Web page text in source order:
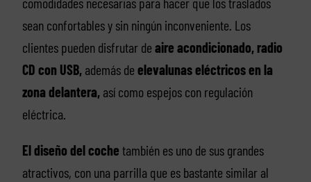
sean confortables y sin ningún inconveniente. Los
clientes pueden disfrutar de aire acondicionado, radio
CD con USB,además de elevalunas eléctricos en la
zona delantera,así como espejos con regulación
eléctrica.
El diseño del coche también es uno de sus grandes
atractivos, con una parrilla que es bastante similar al